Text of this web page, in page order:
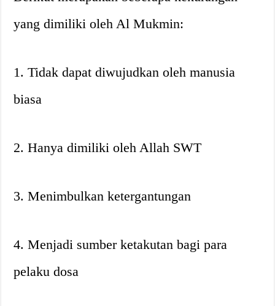
yang dimiliki oleh Al Mukmin:
1. Tidak dapat diwujudkan oleh manusia
biasa
2. Hanya dimiliki oleh Allah SWT
3. Menimbulkan ketergantungan
4. Menjadi sumber ketakutan bagi para
pelaku dosa